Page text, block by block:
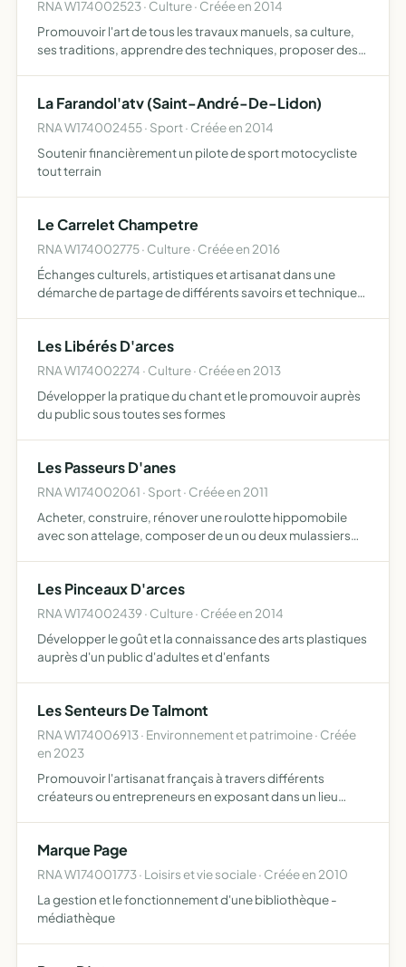
RNA W174002523 · Culture · Créée en 2014
Promouvoir l'art de tous les travaux manuels, sa culture,
ses traditions, apprendre des techniques, proposer des
La Farandol'atv (Saint-André-De-Lidon)
RNA W174002455 · Sport · Créée en 2014
Soutenir financièrement un pilote de sport motocycliste
tout terrain
Le Carrelet Champetre
RNA W174002775 · Culture · Créée en 2016
Échanges culturels, artistiques et artisanat dans une
démarche de partage de différents savoirs et techniques
Les Libérés D'arces
RNA W174002274 · Culture · Créée en 2013
Développer la pratique du chant et le promouvoir auprès
du public sous toutes ses formes
Les Passeurs D'anes
RNA W174002061 · Sport · Créée en 2011
Acheter, construire, rénover une roulotte hippomobile
avec son attelage, composer de un ou deux mulassiers
…
Les Pinceaux D'arces
RNA W174002439 · Culture · Créée en 2014
Développer le goût et la connaissance des arts plastiques
auprès d'un public d'adultes et d'enfants
Les Senteurs De Talmont
RNA W174006913 · Environnement et patrimoine · Créée
en 2023
Promouvoir l'artisanat français à travers différents
créateurs ou entrepreneurs en exposant dans un lieu
Marque Page
RNA W174001773 · Loisirs et vie sociale · Créée en 2010
La gestion et le fonctionnement d'une bibliothèque -
médiathèque